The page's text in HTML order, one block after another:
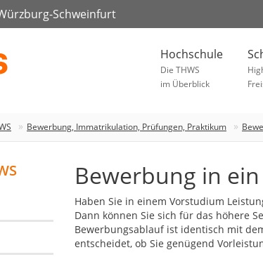
Schweinfurt
Hochschule
Die THWS
im Überblick
Bewerbung, Immatrikulation, Prüfungen, Praktikum
Bewerbung in
Haben Sie in einem Vorstudium
Dann können Sie sich für das höhere
Bewerbungsablauf ist identisch mit
entscheidet, ob Sie genügend